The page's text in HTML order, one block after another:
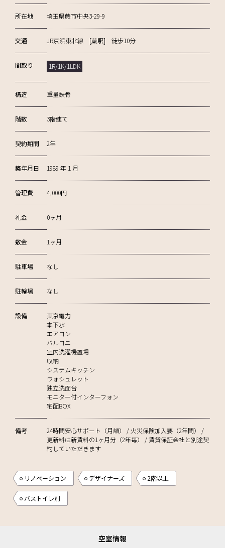
所在地 埼玉県蕨市中央3-29-9
交通 JR京浜東北線 [蕨駅] 徒歩10分
間取り 1R/1K/1LDK
構造 重量鉄骨
階数 3階建て
契約期間 2年
築年月日 1989 年 1 月
管理費 4,000円
礼金 0ヶ月
敷金 1ヶ月
駐車場 なし
駐輪場 なし
設備
東京電力
本下水
エアコン
バルコニー
室内洗濯機置場
収納
システムキッチン
ウォシュレット
独立洗面台
モニター付インターフォン
宅配BOX
備考
24時間安心サポート（月額） / 火災保険加入要（2年間） /
更新料は新賃料の1ヶ月分（2年毎） / 賃貸保証会社と別途契
約していただきます
リノベーション デザイナーズ 2階以上
バストイレ別
空室情報